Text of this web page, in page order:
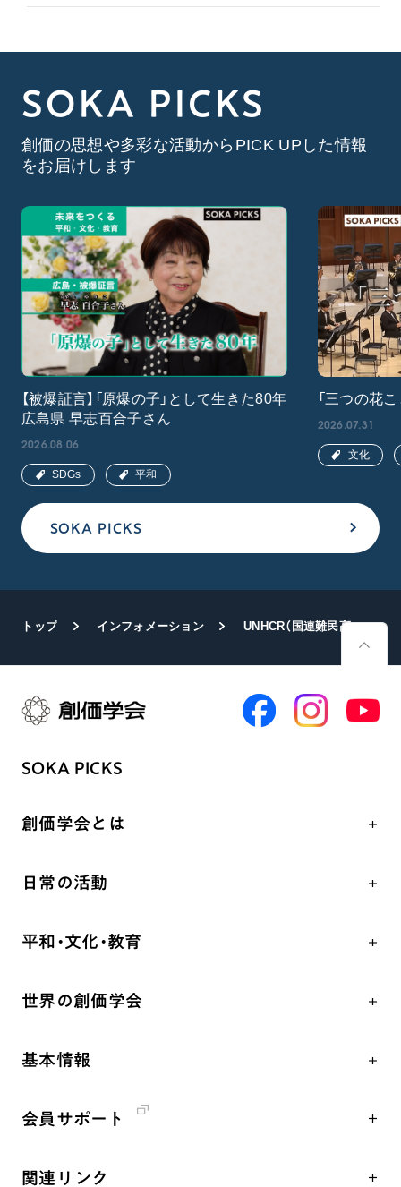
SOKA PICKS
創価の思想や多彩な活動からPICK UPした情報
をお届けします
SOKA PICKS
【被爆証言】「原爆の子」として生きた80年
広島県 早志百合子さん
2026.08.06
SDGs 平和
「三つの花
2026.07.31
文化
トップ インフォメーション UNHCR（国連難民高等弁務官事務所）一行が総本部へ
SOKA PICKS
創価学会とは
祈り
聖典
釈尊～法華経
創価学会の三代会長
第2代会長・戸田城聖先生
日常の活動
座談会
仏法を語る
年間の活動について
彼岸
平和・文化・教育
「人権文化」「ジェンダー平等」を促進
人道支援
展示活動
世界の創価学会
基本情報
創価学会 社会憲章
会員サポート
関連リンク